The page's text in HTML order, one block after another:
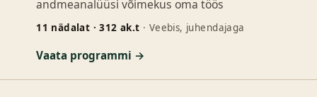
andmeanalüüsi võimekus oma töös
11 nädalat · 312 ak.t · Veebis, juhendajaga
Vaata programmi →